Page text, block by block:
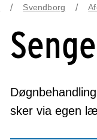
Svendborg
sker via egen